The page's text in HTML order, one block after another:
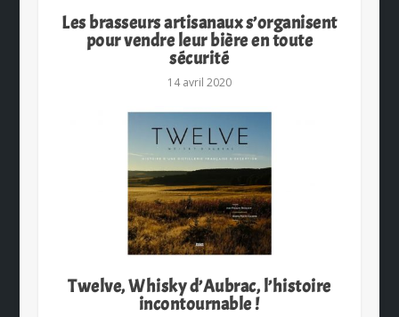
Les brasseurs artisanaux s’organisent
pour vendre leur bière en toute
sécurité
14 avril 2020
Twelve, Whisky d’Aubrac, l’histoire
incontournable !